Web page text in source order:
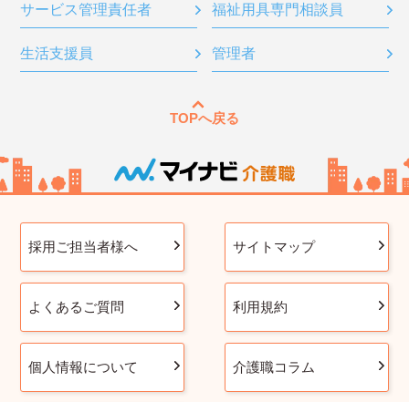
サービス管理責任者 福祉用具専門相談員
生活支援員 管理者
TOPへ戻る
採用ご担当者様へ サイトマップ
よくあるご質問 利用規約
個人情報について 介護職コラム